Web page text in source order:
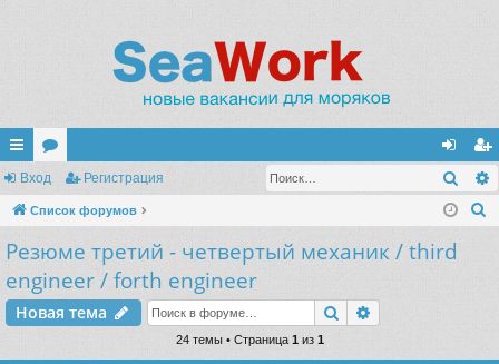
с
ы
лк
и
ор
ум
ы
хо
д
ег
ис
Вход Регистрация
Список форумов
Резюме третий - четвертый механик / third
engineer / forth engineer
Новая тема Поиск
24 темы • Страница 1из 1